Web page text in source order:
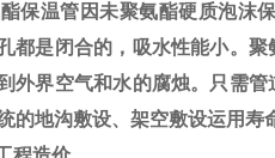
保温管因未聚氨酯硬质泡沫
都是闭合的，吸水性能小。
外界空气和水的腐烛。只需
的地沟敷设、架空敷设运用寿